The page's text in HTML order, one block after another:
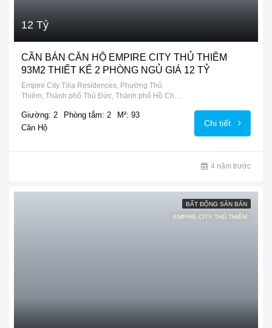
12 Tỷ
CẦN BÁN CĂN HỘ EMPIRE CITY THỦ THIÊM
93M2 THIẾT KẾ 2 PHÒNG NGỦ GIÁ 12 TỶ
Empire City Tilia Residences, Phường Thủ
Thiêm, Thành phố Thủ Đức, Thành phố Hồ Chí
Giường: 2 Phòng tắm: 2
M²: 93
Căn Hộ
Chi tiết
4 năm trước
BẤT ĐỘNG SẢN BÁN
EMPIRE CITY THỦ THIÊM